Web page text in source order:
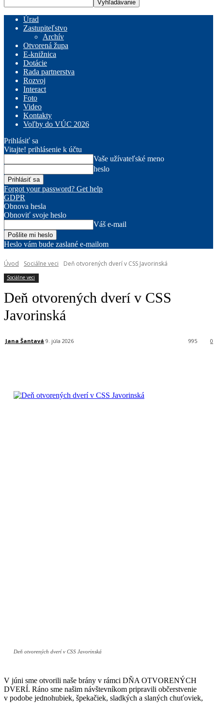
Úrad
Zastupiteľstvo
Archív
Otvorená župa
E-knižnica
Dotácie
Rada partnerstva
Rozvoj
Interact
Foto
Video
Kontakty
Voľby do VÚC 2026
Prihlásiť sa
Vitajte! prihlásenie k účtu
Vaše užívateľské meno
heslo
Forgot your password? Get help
GDPR
Obnova hesla
Obnoviť svoje heslo
Váš e-mail
Heslo vám bude zaslané e-mailom
Úvod Sociálne veci Deň otvorených dverí v CSS Javorinská
Sociálne veci
Deň otvorených dverí v CSS
Javorinská
Jana Šantavá 9. júla 2026 0
995
Deň otvorených dverí v CSS Javorinská
V júni sme otvorili naše brány v rámci DŇA OTVORENÝCH
DVERÍ. Ráno sme našim návštevníkom pripravili občerstvenie
v podobe jednohubiek, špekačiek, sladkých a slaných chuťoviek,